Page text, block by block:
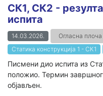
СК1, СК2 -
испита
14.03.2026. Огласна плоча
Статика конструкција 1 - СК1
Писмени дио испита из
положио. Термин завршног
објављен.